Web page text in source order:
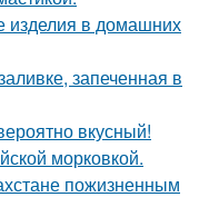
в домашних
запеченная в
вкусный!
морковкой.
пожизненным